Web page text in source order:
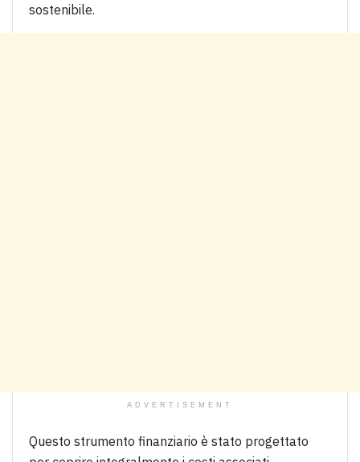
sostenibile.
ADVERTISEMENT
Questo strumento finanziario è stato progettato